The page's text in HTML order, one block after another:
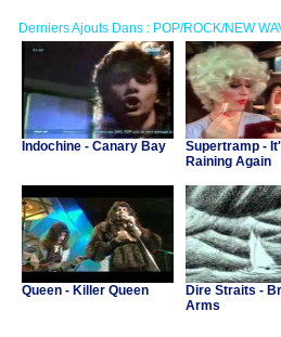
Derniers Ajouts Dans : POP/ROCK/NEW
Indochine - Canary Bay
Supertramp -
Raining Again
Queen - Killer Queen
Dire Straits -
Arms